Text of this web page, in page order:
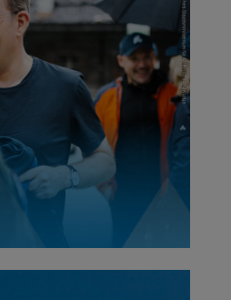
Unsere Soldaten
unser Land Leib und
Gleichzeitig
wir die Ukraine
im Kampf für Freiheit
Dafür verdienen alle
Unterstützung, beste
und den Rückhalt der
Gesellschaft.